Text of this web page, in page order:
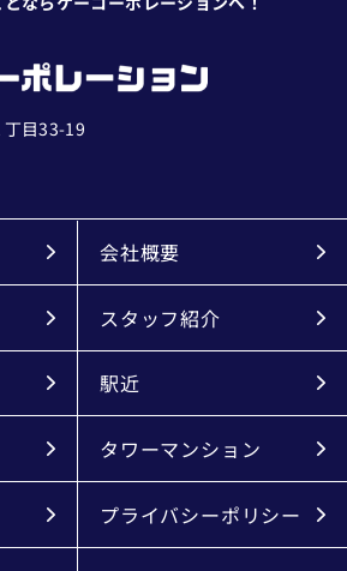
丁目33-19
会社概要
スタッフ紹介
駅近
タワーマンション
プライバシーポリシー